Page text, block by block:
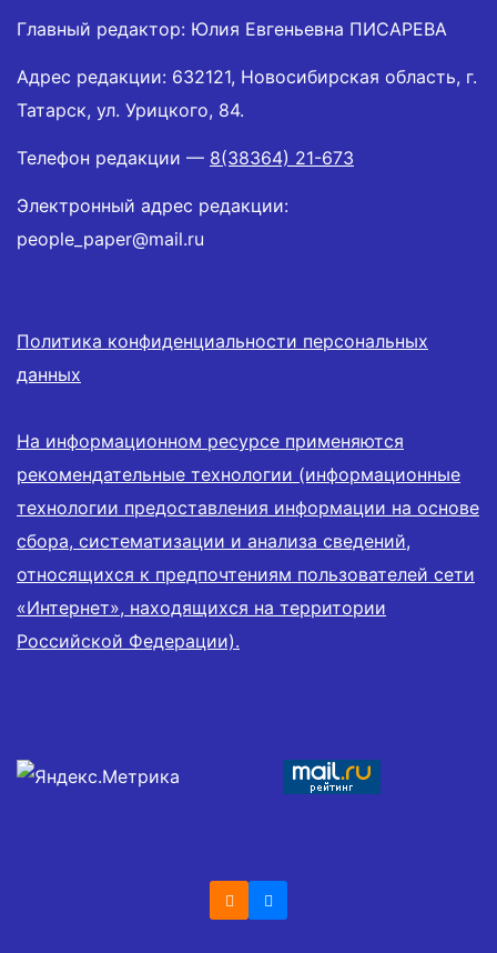
Главный редактор: Юлия Евгеньевна ПИСАРЕВА
Адрес редакции: 632121, Новосибирская область, г.
Татарск, ул. Урицкого, 84.
Телефон редакции — 8(38364) 21-673
Электронный адрес редакции:
people_paper@mail.ru
Политика конфиденциальности персональных
данных
На информационном ресурсе применяются
рекомендательные технологии (информационные
технологии предоставления информации на основе
сбора, систематизации и анализа сведений,
относящихся к предпочтениям пользователей сети
«Интернет», находящихся на территории
Российской Федерации).